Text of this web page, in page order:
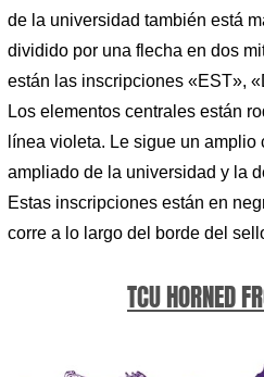
de la universidad también está
dividido por una flecha en dos
están las inscripciones «EST»,
Los elementos centrales están
línea violeta. Le sigue un
ampliado de la universidad y la
Estas inscripciones están en
corre a lo largo del borde del
TCU HORNED